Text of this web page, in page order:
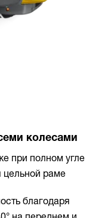
колесами
при полном угле
цельной раме
благодаря